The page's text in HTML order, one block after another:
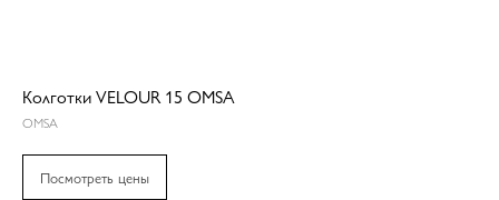
Колготки VELOUR 15 OMSA
OMSA
Посмотреть цены